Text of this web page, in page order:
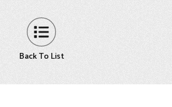
Back To List